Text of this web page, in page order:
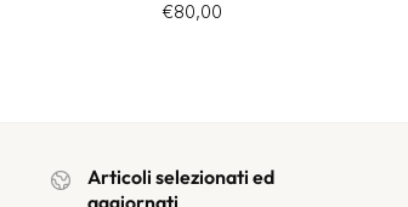
€80,00
Articoli selezionati ed